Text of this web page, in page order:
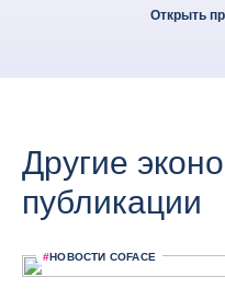
Открыть
Françoise
Другие
публикации
#НОВОСТИ COFACE